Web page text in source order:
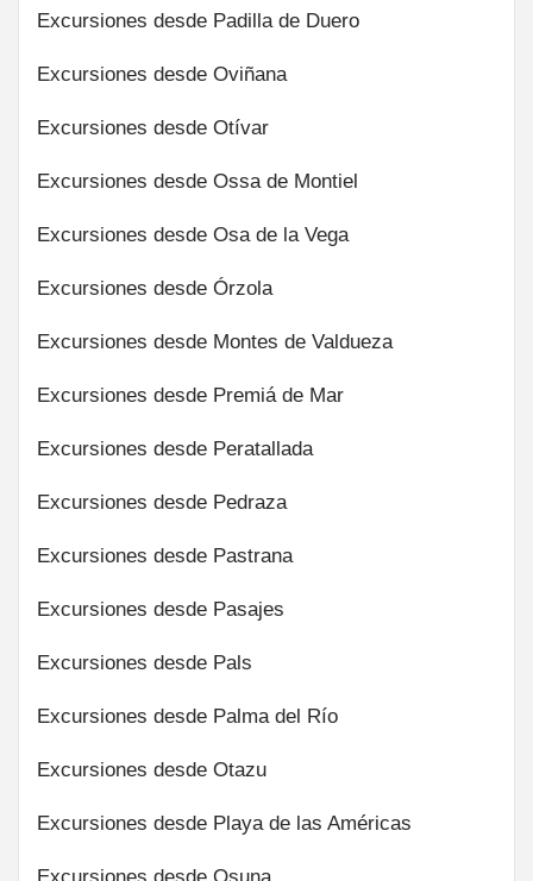
Excursiones desde Padilla de Duero
Excursiones desde Oviñana
Excursiones desde Otívar
Excursiones desde Ossa de Montiel
Excursiones desde Osa de la Vega
Excursiones desde Órzola
Excursiones desde Montes de Valdueza
Excursiones desde Premiá de Mar
Excursiones desde Peratallada
Excursiones desde Pedraza
Excursiones desde Pastrana
Excursiones desde Pasajes
Excursiones desde Pals
Excursiones desde Palma del Río
Excursiones desde Otazu
Excursiones desde Playa de las Américas
Excursiones desde Osuna